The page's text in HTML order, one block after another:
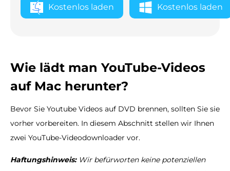
Kostenlos laden Kostenlos laden
Wie lädt man YouTube-Videos
auf Mac herunter?
Bevor Sie Youtube Videos auf DVD brennen, sollten Sie sie
vorher vorbereiten. In diesem Abschnitt stellen wir Ihnen
zwei YouTube-Videodownloader vor.
Haftungshinweis:Wir befürworten keine potenziellen